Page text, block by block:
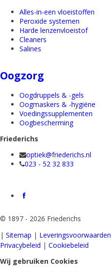
Alles-in-een vloeistoffen
Peroxide systemen
Harde lenzenvloeistof
Cleaners
Salines
Oogzorg
Oogdruppels & -gels
Oogmaskers & -hygiëne
Voedingssupplementen
Oogbescherming
Friederichs
optiek@friederichs.nl
023 - 52 32 833
© 1897 - 2026 Friederichs
| Sitemap | Leveringsvoorwaarden
Privacybeleid | Cookiebeleid
Wij gebruiken Cookies